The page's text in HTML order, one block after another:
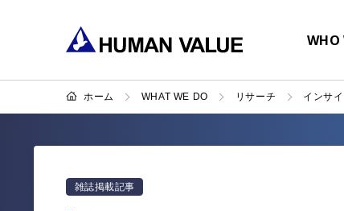
WHO
ホーム WHAT WE DO リサーチ インサ
雑誌掲載記事